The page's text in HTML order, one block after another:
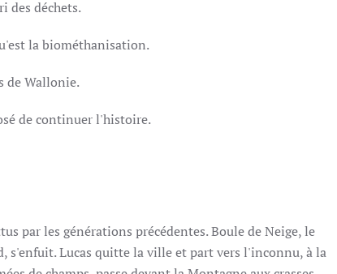
des déchets.
la biométhanisation.
de Wallonie.
de continuer l'histoire.
par les générations précédentes. Boule de Neige, le
s'enfuit. Lucas quitte la ville et part vers l'inconnu, à la